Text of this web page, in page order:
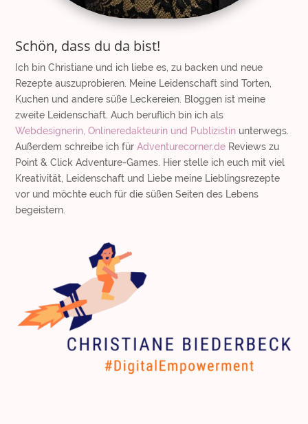
Schön, dass du da bist!
Ich bin Christiane und ich liebe es, zu backen und neue
Rezepte auszuprobieren. Meine Leidenschaft sind Torten,
Kuchen und andere süße Leckereien. Bloggen ist meine
zweite Leidenschaft. Auch beruflich bin ich als
Webdesignerin, Onlineredakteurin und Publizistin unterwegs.
Außerdem schreibe ich fürAdventurecorner.de Reviews zu
Point & Click Adventure-Games. Hier stelle ich euch mit viel
Kreativität, Leidenschaft und Liebe meine Lieblingsrezepte
vor und möchte euch für die süßen Seiten des Lebens
begeistern.